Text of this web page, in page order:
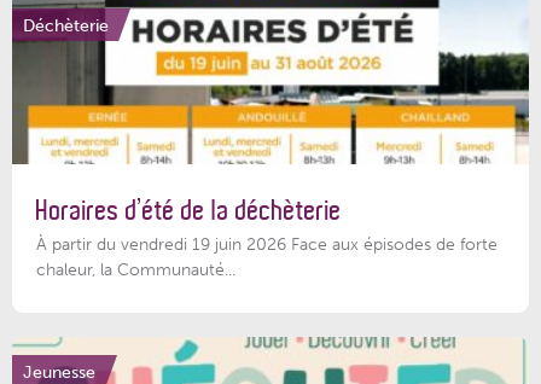
Déchèterie
Horaires d’été de la déchèterie
À partir du vendredi 19 juin 2026 Face aux épisodes de forte
chaleur, la Communauté...
Jeunesse